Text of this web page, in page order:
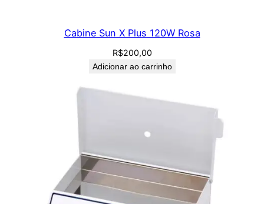
Cabine Sun X Plus 120W Rosa
R$200,00
Adicionar ao carrinho